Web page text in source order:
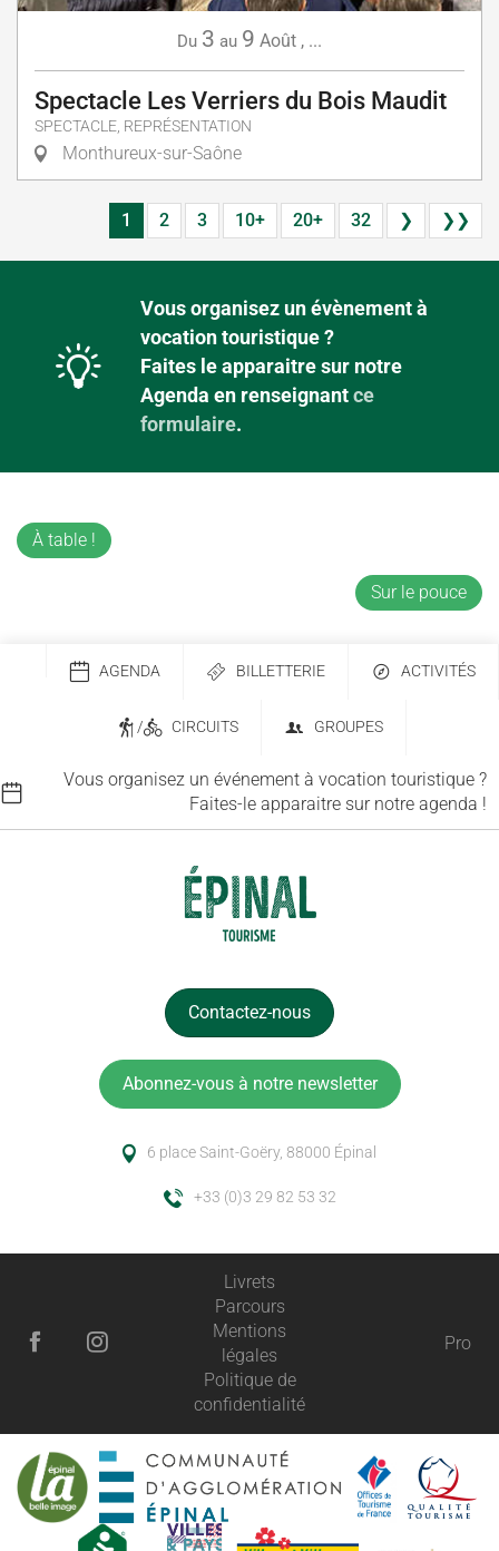
Du 3 au 9 Août , ...
Spectacle Les Verriers du Bois Maudit
SPECTACLE, REPRÉSENTATION
Monthureux-sur-Saône
1 2 3 10+ 20+ 32 ❯ ❯❯
Vous organisez un évènement à
vocation touristique ?
Faites le apparaitre sur notre
Agenda en renseignantce
formulaire.
À table !
Sur le pouce
AGENDA BILLETTERIE ACTIVITÉS
/ CIRCUITS GROUPES
Vous organisez un événement à vocation touristique ?
Faites-le apparaitre sur notre agenda !
Contactez-nous
Abonnez-vous à notre newsletter
6 place Saint-Goëry, 88000 Épinal
+33 (0)3 29 82 53 32
Livrets
Parcours
Mentions
légales
Politique de
confidentialité
Pro